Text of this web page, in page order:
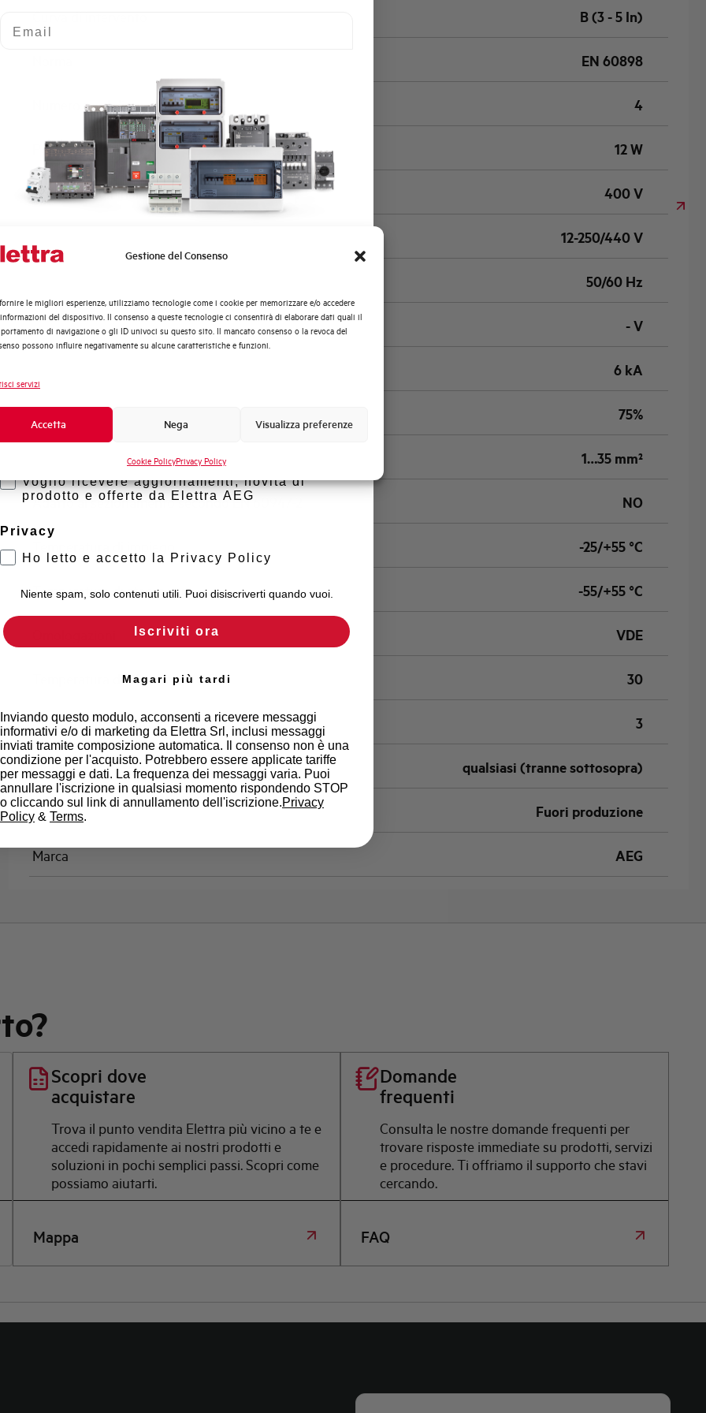
Gestione del Consenso
le migliori esperienze, utilizziamo tecnologie come i cookie per memorizzare e/o accedere
del dispositivo. Il consenso a queste tecnologie ci consentirà di elaborare dati quali il
di navigazione o gli ID univoci su questo sito. Il mancato consenso o la revoca del
possono influire negativamente su alcune caratteristiche e funzioni.
servizi
Accetta Nega Visualizza preferenze
Cookie PolicyPrivacy Policy
B (3 - 5 In)
EN 60898
Numero moduli 4
Potenza dissipata 12 W
Tensione nominale Ue AC 400 V
12-250/440 V
50/60 Hz
Tensione nominale Ue DC - V
6 kA
Capacità di rottura di servizio Ics (%Icu) 75%
Capacità dei terminali 1…35 mm²
Adatto al sezionamento secondo EN 60947-2 NO
-25/+55 °C
Temperatura di stoccaggio -55/+55 °C
VDE
Temperatura di riferimento (°C) 30
Classe di limitazione 3
Montaggio qualsiasi (tranne sottosopra)
Stato Fuori produzione
Marca AEG
Scopri dove
acquistare
Trova il punto vendita Elettra più vicino a te e
accedi rapidamente ai nostri prodotti e
soluzioni in pochi semplici passi. Scopri come
possiamo aiutarti.
Mappa
Domande
frequenti
Consulta le nostre domande frequenti per
trovare risposte immediate su prodotti, servizi
e procedure. Ti offriamo il supporto che stavi
cercando.
FAQ
Quali argomenti ti interessano di più?
Automazione Industriale
Fotovoltaico
Sistema Quadri
Formazione tecnica
Voglio ricevere aggiornamenti, novità di
prodotto e offerte da Elettra AEG
Privacy
Ho letto e accetto la Privacy Policy
Niente spam, solo contenuti utili. Puoi disiscriverti quando vuoi.
Iscriviti ora
Magari più tardi
Inviando questo modulo, acconsenti a ricevere messaggi
informativi e/o di marketing da Elettra Srl, inclusi messaggi
inviati tramite composizione automatica. Il consenso non è una
condizione per l'acquisto. Potrebbero essere applicate tariffe
per messaggi e dati. La frequenza dei messaggi varia. Puoi
annullare l'iscrizione in qualsiasi momento rispondendo STOP
o cliccando sul link di annullamento dell'iscrizione.Privacy
Policy & Terms.